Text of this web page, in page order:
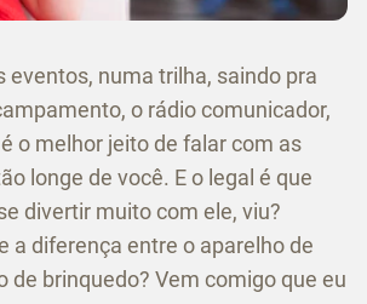
eventos, numa trilha, saindo pra
o rádio comunicador,
é o melhor jeito de falar com as
longe de você. E o legal é que
divertir muito com ele, viu?
a diferença entre o aparelho de
de brinquedo? Vem comigo que eu